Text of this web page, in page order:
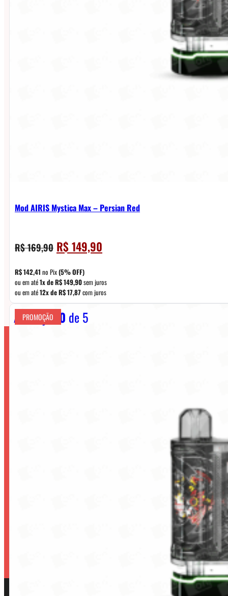
Mod AIRIS Mystica Max – Persian Red
R$169,90 O
preço
original
era:
R$ 169,90.
R$149,90
preço
é:
R$ 149,90.
R$142,41 no Pix(5% OFF)
ou em até1x deR$149,90sem juros
ou em até12x deR$17,87com juros
Avaliação 0 de 5
PROMOÇÃO